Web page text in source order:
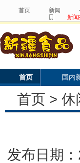
首页 新闻
新
首页 国内
首页 > 休
发布日期